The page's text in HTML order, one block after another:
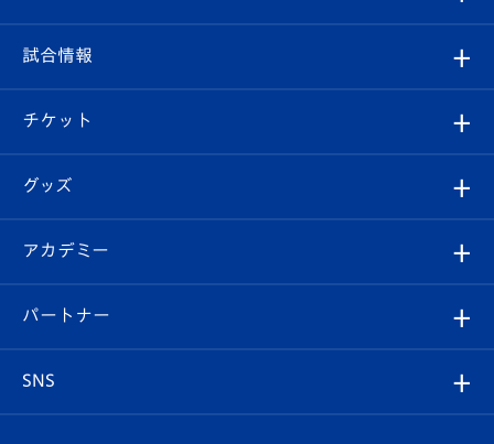
クラブ
試合情報
チケット
イベント
メディア
ホームタウン
クラブ概要
エンブレム紹介
スタッフプロフィール
マスコット紹介
観戦ルール
はじめての観戦ガイド
Revive Team
ヴィヴィくんの長崎おもてなしガイド
試合情報
試合日程/結果
フォトギャラリー
スタジアムグルメ
チケット
チケット
V-LOVERS（ファンクラブ）
プレイヤーズスイート
グッズ
オンラインショップ
店舗情報
アカデミー
育成からのお知らせ
U-18
パートナー
SNS